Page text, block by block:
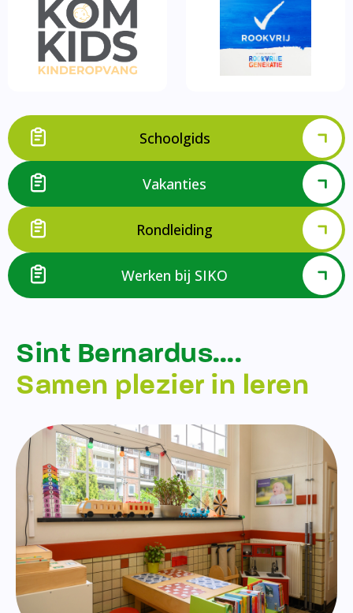
Schoolgids
Vakanties
Rondleiding
Werken bij SIKO
Sint Bernardus….
Samen plezier in leren